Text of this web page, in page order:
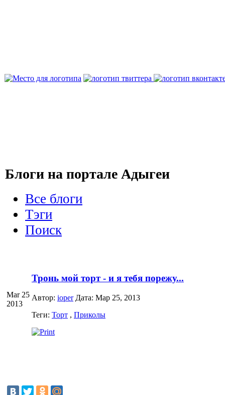
Блоги на портале Адыгеи
Все блоги
Тэги
Поиск
Mar 25
2013
Тронь мой торт - и я тебя порежу...
Автор: ioper Дата: Мар 25, 2013
Теги: Торт , Приколы